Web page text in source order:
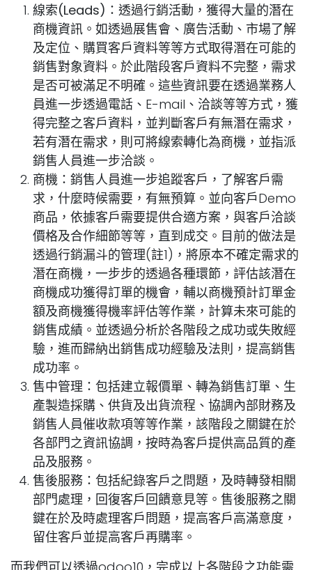
線索(Leads)： 透過行銷活動，獲得大量的潛在
商機資訊。如透過展售會、廣告活動、市場了解
及定位、購買客戶資料等等方式取得潛在可能的
銷售對象資料。於此階段客戶資料不完整，需求
是否可被滿足不明確。這些資訊要在透過業務人
員進一步透過電話、E-mail、洽談等等方式，獲
得完整之客戶資料，並判斷客戶有無潛在需求，
若有潛在需求，則可將線索轉化為商機，並指派
銷售人員進一步洽談。
商機： 銷售人員進一步追蹤客戶，了解客戶需
求，什麼時候需要，有無預算。並向客戶Demo
商品，依據客戶需要提供合適方案，與客戶洽談
價格及合作細節等等，直到成交。目前的做法是
透過行銷漏斗的管理(註1)，將原本不確定需求的
潛在商機，一步步的透過各種環節，評估該潛在
商機成功獲得訂單的機會，輔以商機預計訂單金
額及商機獲得機率評估等作業，計算未來可能的
銷售成績。並透過分析於各階段之成功或失敗經
驗，進而歸納出銷售成功經驗及法則，提高銷售
成功率。
售中管理： 包括建立報價單、轉為銷售訂單、生
產製造採購、供貨及出貨流程、協調內部財務及
銷售人員催收款項等等作業，該階段之關鍵在於
各部門之資訊協調，按時為客戶提供高品質的產
品及服務。
售後服務： 包括紀錄客戶之問題，及時轉發相關
部門處理，回復客戶回饋意見等。售後服務之關
鍵在於及時處理客戶問題，提高客戶高滿意度，
留住客戶並提高客戶再購率。